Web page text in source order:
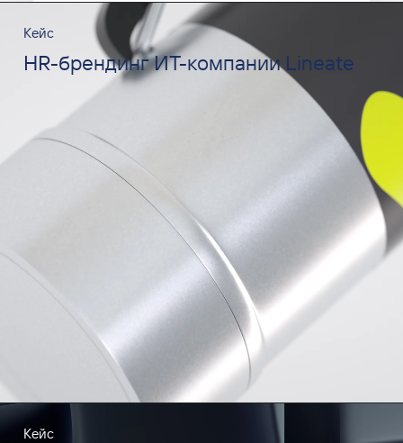
Кейс
HR-брендинг ИТ-компании Lineate
Кейс